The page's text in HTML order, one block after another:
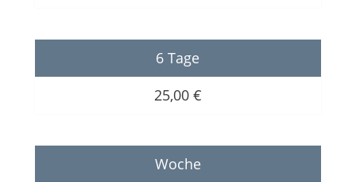
6 Tage
25,00 €
Woche